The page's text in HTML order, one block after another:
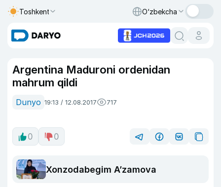
Toshkent O‘zbekcha
Argentina Maduroni ordenidan
mahrum qildi
Dunyo 19:13 / 12.08.2017 717
0 0
Xonzodabegim A’zamova